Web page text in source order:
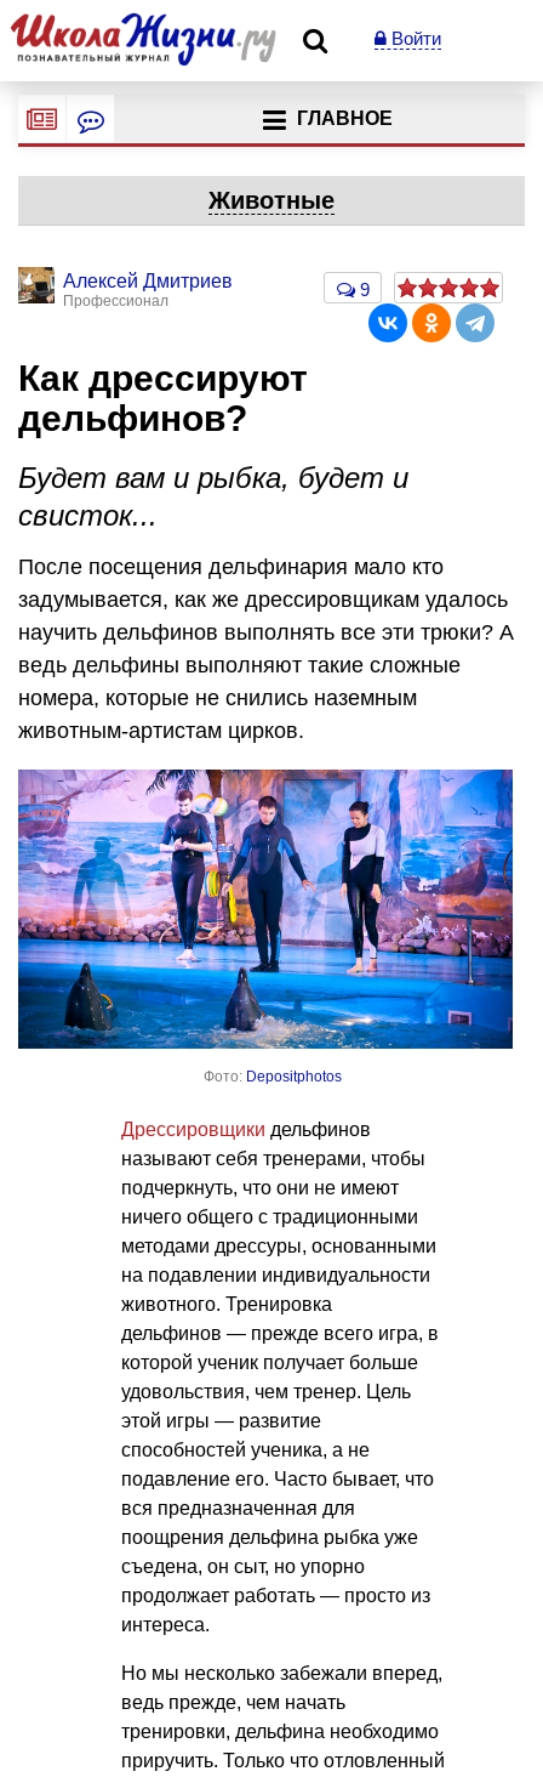
Войти
ГЛАВНОЕ
Животные
Алексей Дмитриев
Профессионал
9
Как дрессируют
дельфинов?
Будет вам и рыбка, будет и
свисток...
После посещения дельфинария мало кто
задумывается, как же дрессировщикам удалось
научить дельфинов выполнять все эти трюки? А
ведь дельфины выполняют такие сложные
номера, которые не снились наземным
животным-артистам цирков.
Фото: Depositphotos
Дрессировщики дельфинов
называют себя тренерами, чтобы
подчеркнуть, что они не имеют
ничего общего с традиционными
методами дрессуры, основанными
на подавлении индивидуальности
животного. Тренировка
дельфинов — прежде всего игра, в
которой ученик получает больше
удовольствия, чем тренер. Цель
этой игры — развитие
способностей ученика, а не
подавление его. Часто бывает, что
вся предназначенная для
поощрения дельфина рыбка уже
съедена, он сыт, но упорно
продолжает работать — просто из
интереса.
Но мы несколько забежали вперед,
ведь прежде, чем начать
тренировки, дельфина необходимо
приручить. Только что отловленный